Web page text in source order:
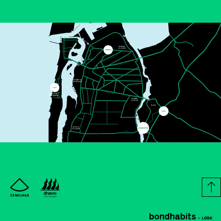
TOY STORY (V.P.)
ANDREW STANTON, KENNA HARRIS
Os brinquedos estão de volta em TOY STORY 5, da Disney*Pixar e,
desta vez, os brinquedos encontram a tecnologia.
MAIS
SALA ESTÚDIO CINEMA
JUN
A ideia principal concentra-se nas repercussões sociais e
existenciais da descoberta de que a humanidade não está sozinha